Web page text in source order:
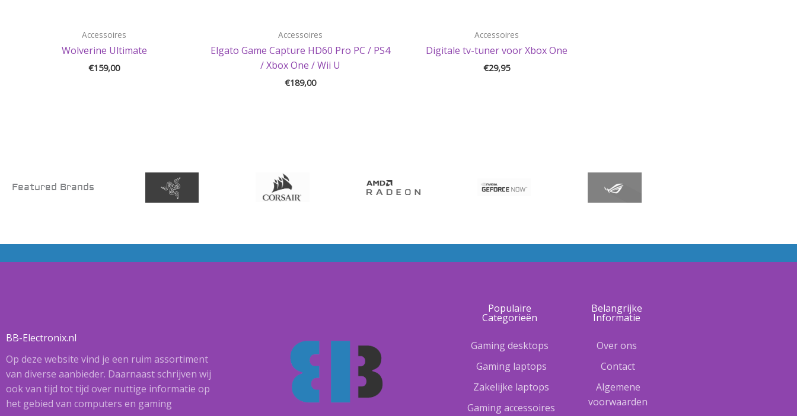
Accessoires
Wolverine Ultimate
€159,00
Accessoires
Elgato Game Capture HD60 Pro PC / PS4
/ Xbox One / Wii U
€189,00
Accessoires
Digitale tv-tuner voor Xbox One
€29,95
Featured Brands
BB-Electronix.nl
Op deze website vind je een ruim assortiment
van diverse aanbieder. Daarnaast schrijven wij
ook van tijd tot tijd over nuttige informatie op
het gebied van computers en gaming
Populaire
Categorieën
Gaming desktops
Gaming laptops
Zakelijke laptops
Gaming accessoires
Belangrijke
Informatie
Over ons
Contact
Algemene
voorwaarden